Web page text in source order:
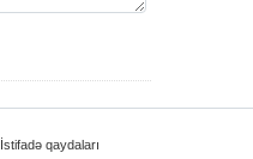
İstifadə qaydaları